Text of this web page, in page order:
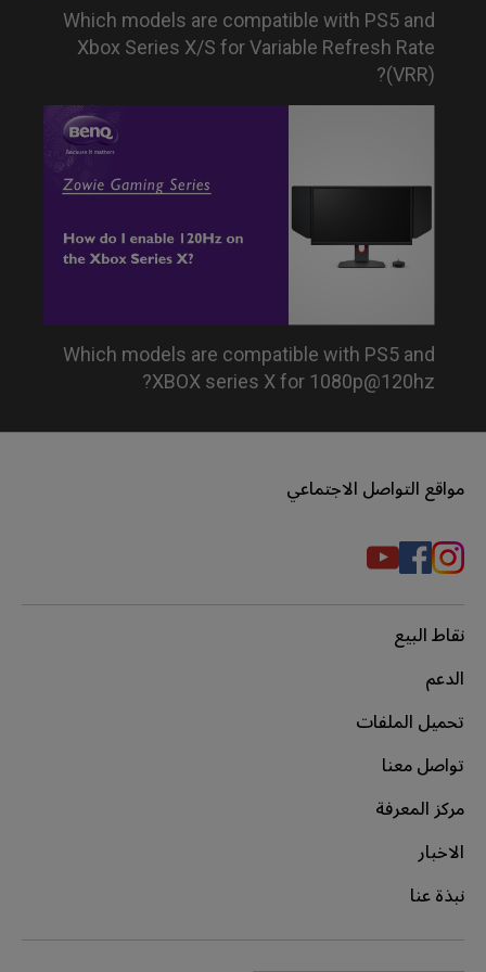
Which models are compatible with PS5 and
Xbox Series X/S for Variable Refresh Rate
(VRR)?
Which models are compatible with PS5 and
XBOX series X for 1080p@120hz?
مواقع التواصل الاجتماعي
نقاط البيع
الدعم
تحميل الملفات
تواصل معنا
مركز المعرفة
الاخبار
نبذة عنا